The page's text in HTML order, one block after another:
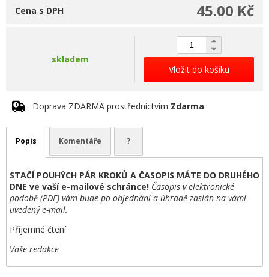
45.00 Kč
Cena s DPH
skladem
Vložit do košíku
Doprava ZDARMA prostřednictvím Zdarma
Popis Komentáře ?
STAČÍ POUHÝCH PÁR KROKŮ A ČASOPIS MÁTE DO DRUHÉHO
DNE ve vaší e-mailové schránce! Časopis v elektronické
podobě (PDF) vám bude po objednání a úhradě zaslán na vámi
uvedený e-mail.
Příjemné čtení
Vaše redakce